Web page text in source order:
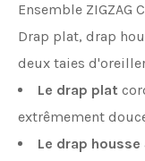
Ensemble ZIGZAG
Drap plat, drap
deux taies
Le drap plat
extrêmement
Le drap housse